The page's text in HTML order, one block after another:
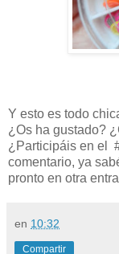
Y esto es todo
¿Os ha gustado?
¿Participáis en el
comentario, ya
pronto en otra
en 10:32
Compartir